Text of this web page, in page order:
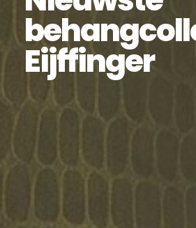
Eijffinger